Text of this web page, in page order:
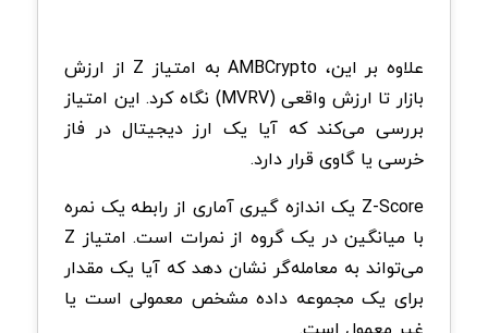
علاوه بر این، AMBCrypto به امتیاز Z از ارزش
بازار تا ارزش واقعی (MVRV) نگاه کرد. این امتیاز
بررسی می‌کند که آیا یک ارز دیجیتال در فاز
خرسی یا گاوی قرار دارد.
Z-Score یک اندازه گیری آماری از رابطه یک نمره
با میانگین در یک گروه از نمرات است. امتیاز Z
می‌تواند به معامله‌گر نشان دهد که آیا یک مقدار
برای یک مجموعه داده مشخص معمولی است یا